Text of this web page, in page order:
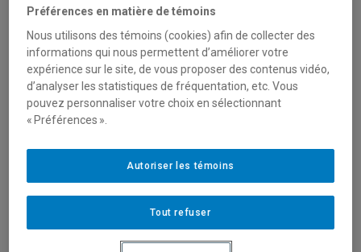
Nouvel appareil de
micrographie disponible au
Service des archives
Article portant sur la mise au point du nouveau
système de micrographie du Service des archives de
l’UQAM par Robert Lavallée, technicien en archives,
Archives UQAM.
Fonds d’archives du Services des communications.
Journal L’UQAM, vol. 9, no 20.
Préférences en matière de témoins
Nous utilisons des témoins (cookies) afin de collecter des
informations qui nous permettent d’améliorer votre
expérience sur le site, de vous proposer des contenus vidéo,
d’analyser les statistiques de fréquentation, etc. Vous
pouvez personnaliser votre choix en sélectionnant
« Préférences ».
Tout refuser
Autoriser les témoins